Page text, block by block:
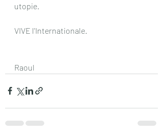
utopie.
VIVE l'Internationale.
Raoul